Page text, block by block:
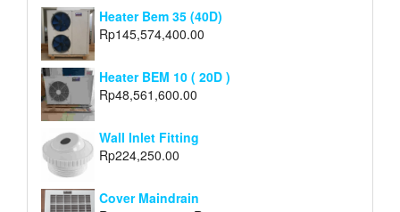
Heater Bem 35 (40D)
Rp145,574,400.00
Heater BEM 10 ( 20D )
Rp48,561,600.00
Wall Inlet Fitting
Rp224,250.00
Cover Maindrain